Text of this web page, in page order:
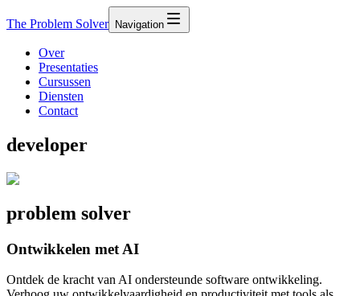
The Problem Solver Navigation
Over
Presentaties
Cursussen
Diensten
Contact
developer
problem solver
Ontwikkelen met AI
Ontdek de kracht van AI ondersteunde software ontwikkeling.